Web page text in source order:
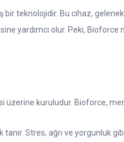
teknolojidir. Bu cihaz,
yardımcı olur. Peki, Bioforce
kuruludur. Bioforce,
Stres, ağrı ve yorgunluk gibi